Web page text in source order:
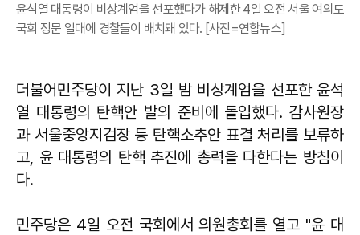
윤석열 대통령이 비상계엄을 선포했다가 해제한 4일 오전 서울 여의도
국회 정문 일대에 경찰들이 배치돼 있다. [사진=연합뉴스]
더불어민주당이 지난 3일 밤 비상계엄을 선포한 윤석
열 대통령의 탄핵안 발의 준비에 돌입했다. 감사원장
과 서울중앙지검장 등 탄핵소추안 표결 처리를 보류하
고, 윤 대통령의 탄핵 추진에 총력을 다한다는 방침이
다.
민주당은 4일 오전 국회에서 의원총회를 열고 "윤 대